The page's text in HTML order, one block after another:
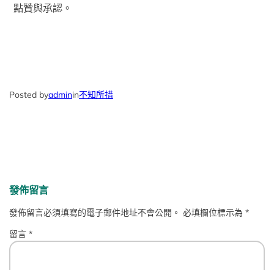
點贊與承認。
Posted byadminin不知所措
發佈留言
發佈留言必須填寫的電子郵件地址不會公開。 必填欄位標示為*
留言*